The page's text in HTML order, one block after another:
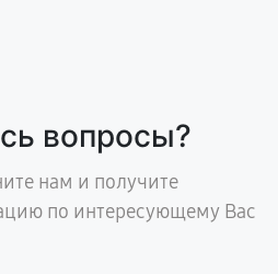
вопросы?
нам и получите
по интересующему Вас